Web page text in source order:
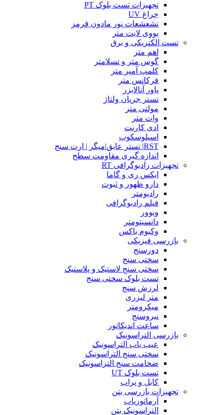
تجهیزات تست بلوک PT
چراغ UV
تشعشعات نور مادون قرمز
یووی لایت متر
تست الکتریکی و برق
اهم متر
گوس متر و تسلامتر
کلمپ آمپر متر
فرکانس متر
پاور آنالایزر
تستر جریان ولتاژ
مولتی متر
وات متر
ادی کارنت
اسیلوسکوپ
RST| تستر عایق|میگر | ارت سنج
اندازه گیری مقاومت سطح
تجهیزات رادیوگرافی RT
ایکس ری و گاما
دارو ظهور و ثبوت
رادیومتر
فیلم رادیوگرافی
ویوور
دانسیتومتر
وکیوم باکس
بازرسی فیزیکی
دورسنج
سختی سنج
سختی سنج لاستیک و پلاستیک
تست بلوک سختی سنج
لرزش سنج
متر لیزری
میکرومتر
نیروسنج
ساعت اندیکاتور
بازرسی التراسونیک
عیب یاب التراسونیک
سختی سنج التراسونیک
ضخامت سنج التراسونیک
تست بلوک UT
کابل و پراب
تجهیزات بازرسی بتن
آرماتوریاب
التراسونیک بتن